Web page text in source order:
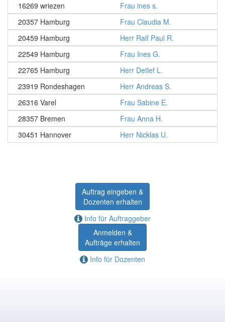
16269 wriezen
Frau ines s.
20357 Hamburg
Frau Claudia M.
20459 Hamburg
Herr Ralf Paul R.
22549 Hamburg
Frau Ines G.
22765 Hamburg
Herr Detlef L.
23919 Rondeshagen
Herr Andreas S.
26316 Varel
Frau Sabine E.
28357 Bremen
Frau Anna H.
30451 Hannover
Herr Nicklas U.
Auftrag eingeben &
Dozenten erhalten
Info für Auftraggeber
Anmelden &
Aufträge erhalten
Info für Dozenten